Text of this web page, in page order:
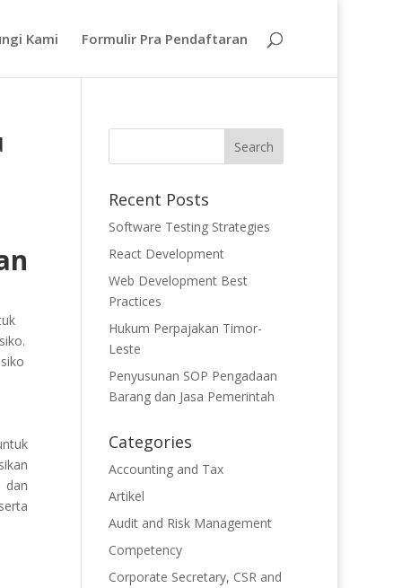
Kami Formulir Pra Pendaftaran
dan
Recent Posts
Software Testing Strategies
React Development
Web Development Best
Practices
Hukum Perpajakan Timor-
Leste
Penyusunan SOP Pengadaan
Barang dan Jasa Pemerintah
Categories
Accounting and Tax
Artikel
Audit and Risk Management
Competency
Corporate Secretary, CSR and